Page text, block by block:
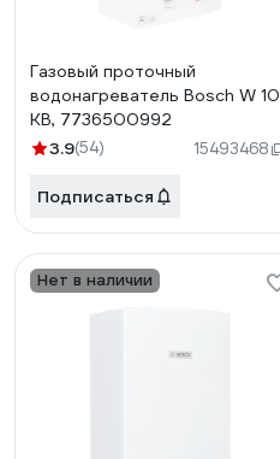
Газовый проточный
водонагреватель Bosch W 10
KB, 7736500992
3.9(54) 15493468
Подписаться
Нет в наличии